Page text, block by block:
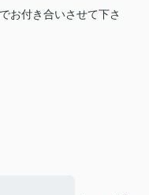
お付き合いさせて下さ